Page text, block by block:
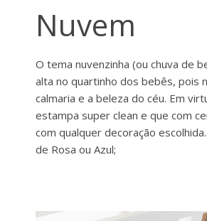
Nuvem
O tema nuvenzinha (ou chuva de
alta no quartinho dos bebês, pois
calmaria e a beleza do céu. Em
estampa super clean e que com
com qualquer decoração
de Rosa ou Azul;